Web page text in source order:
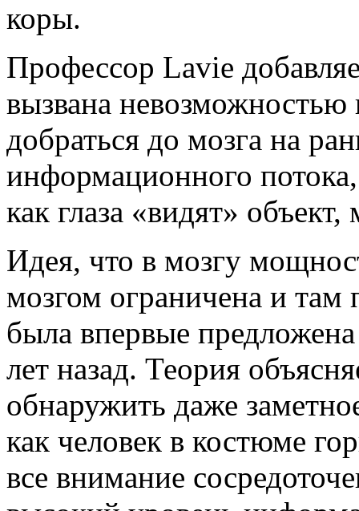
коры.
Профессор Lavie
вызвана
добраться до мозга на
информационного
как глаза «видят»
Идея, что в мозгу
мозгом ограничена и там
была впервые
лет назад. Теория
обнаружить даже
как человек в костюме
все внимание